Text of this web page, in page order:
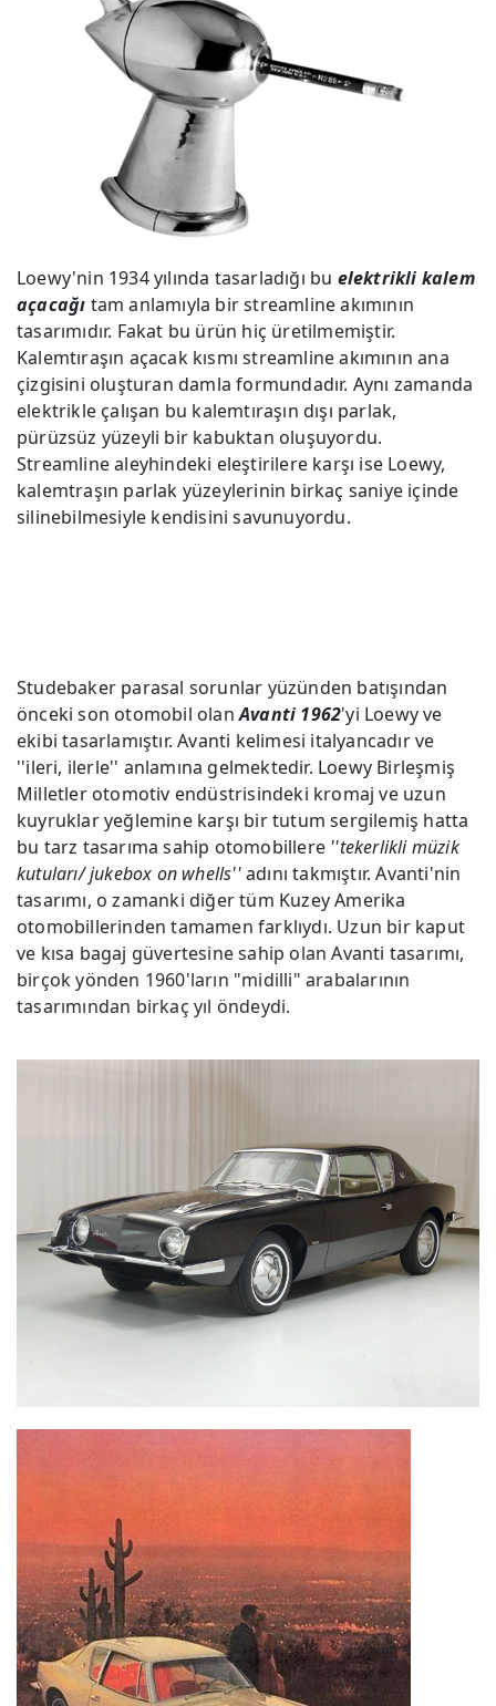
Loewy'nin 1934 yılında tasarladığı bu elektrikli kalem
açacağı tam anlamıyla bir streamline akımının
tasarımıdır. Fakat bu ürün hiç üretilmemiştir.
Kalemtıraşın açacak kısmı streamline akımının ana
çizgisini oluşturan damla formundadır. Aynı zamanda
elektrikle çalışan bu kalemtıraşın dışı parlak,
pürüzsüz yüzeyli bir kabuktan oluşuyordu.
Streamline aleyhindeki eleştirilere karşı ise Loewy,
kalemtraşın parlak yüzeylerinin birkaç saniye içinde
silinebilmesiyle kendisini savunuyordu.
Studebaker parasal sorunlar yüzünden batışından
önceki son otomobil olanAvanti 1962'yi Loewy ve
ekibi tasarlamıştır. Avanti kelimesi italyancadır ve
''ileri, ilerle'' anlamına gelmektedir. Loewy Birleşmiş
Milletler otomotiv endüstrisindeki kromaj ve uzun
kuyruklar yeğlemine karşı bir tutum sergilemiş hatta
bu tarz tasarıma sahip otomobillere ''tekerlikli müzik
kutuları/ jukebox on whells''adını takmıştır. Avanti'nin
tasarımı, o zamanki diğer tüm Kuzey Amerika
otomobillerinden tamamen farklıydı. Uzun bir kaput
ve kısa bagaj güvertesine sahip olan Avanti tasarımı,
birçok yönden 1960'ların "midilli" arabalarının
tasarımından birkaç yıl öndeydi.